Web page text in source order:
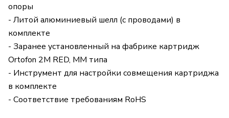
опоры
- Литой алюминиевый шелл (с проводами) в
комплекте
- Заранее установленный на фабрике картридж
Ortofon 2M RED, MM типа
- Инструмент для настройки совмещения картриджа
в комплекте
- Соответствие требованиям RoHS